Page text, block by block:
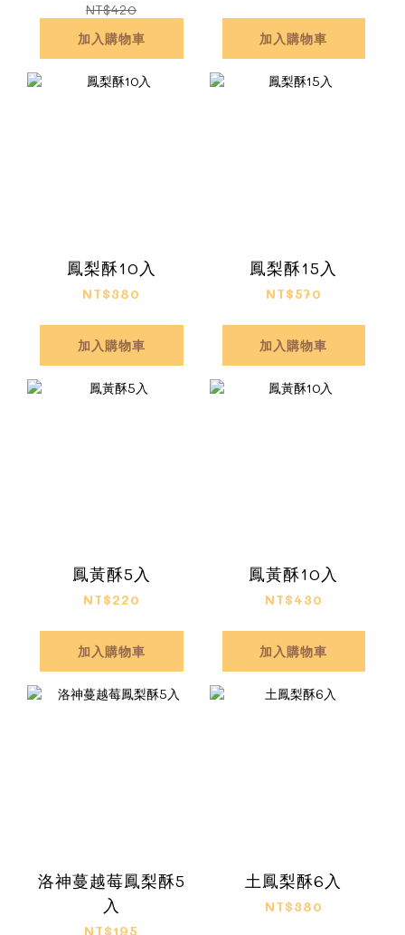
NT$420
加入購物車
加入購物車
鳳梨酥10入
NT$380
加入購物車
鳳梨酥15入
NT$570
加入購物車
鳳黃酥5入
NT$220
加入購物車
鳳黃酥10入
NT$430
加入購物車
洛神蔓越莓鳳梨酥5
入
NT$195
土鳳梨酥6入
NT$380